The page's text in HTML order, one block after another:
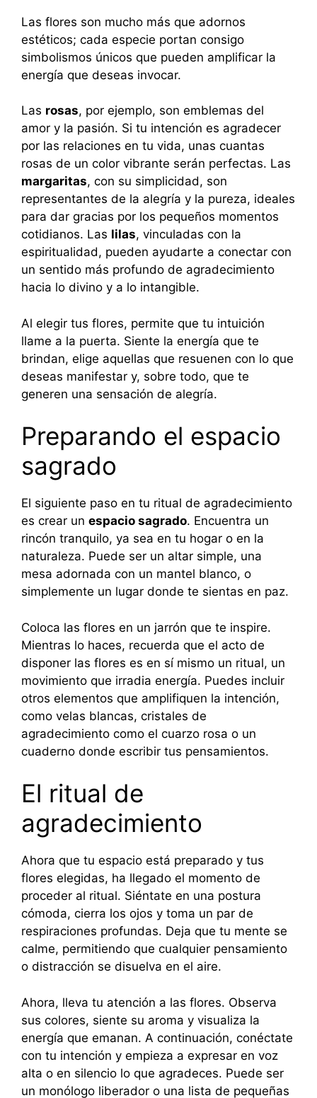
Las flores son mucho más que adornos
estéticos; cada especie portan consigo
simbolismos únicos que pueden amplificar la
energía que deseas invocar.
Las rosas, por ejemplo, son emblemas del
amor y la pasión. Si tu intención es agradecer
por las relaciones en tu vida, unas cuantas
rosas de un color vibrante serán perfectas. Las
margaritas, con su simplicidad, son
representantes de la alegría y la pureza, ideales
para dar gracias por los pequeños momentos
cotidianos. Las lilas, vinculadas con la
espiritualidad, pueden ayudarte a conectar con
un sentido más profundo de agradecimiento
hacia lo divino y a lo intangible.
Al elegir tus flores, permite que tu intuición
llame a la puerta. Siente la energía que te
brindan, elige aquellas que resuenen con lo que
deseas manifestar y, sobre todo, que te
generen una sensación de alegría.
Preparando el espacio
sagrado
El siguiente paso en tu ritual de agradecimiento
es crear un espacio sagrado. Encuentra un
rincón tranquilo, ya sea en tu hogar o en la
naturaleza. Puede ser un altar simple, una
mesa adornada con un mantel blanco, o
simplemente un lugar donde te sientas en paz.
Coloca las flores en un jarrón que te inspire.
Mientras lo haces, recuerda que el acto de
disponer las flores es en sí mismo un ritual, un
movimiento que irradia energía. Puedes incluir
otros elementos que amplifiquen la intención,
como velas blancas, cristales de
agradecimiento como el cuarzo rosa o un
cuaderno donde escribir tus pensamientos.
El ritual de
agradecimiento
Ahora que tu espacio está preparado y tus
flores elegidas, ha llegado el momento de
proceder al ritual. Siéntate en una postura
cómoda, cierra los ojos y toma un par de
respiraciones profundas. Deja que tu mente se
calme, permitiendo que cualquier pensamiento
o distracción se disuelva en el aire.
Ahora, lleva tu atención a las flores. Observa
sus colores, siente su aroma y visualiza la
energía que emanan. A continuación, conéctate
con tu intención y empieza a expresar en voz
alta o en silencio lo que agradeces. Puede ser
un monólogo liberador o una lista de pequeñas